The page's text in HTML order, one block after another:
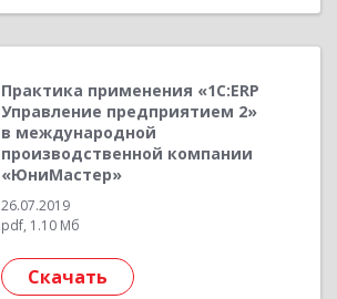
Практика применения «1С:ERP
Управление предприятием 2»
в международной
производственной компании
«ЮниМастер»
26.07.2019
pdf, 1.10 Мб
Скачать